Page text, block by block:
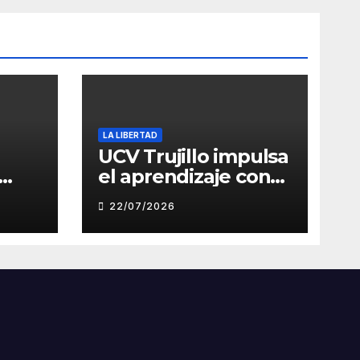
LA LIBERTAD
UCV Trujillo impulsa
el aprendizaje con
inteligencia artificial
a través de Google
Gemini
22/07/2026